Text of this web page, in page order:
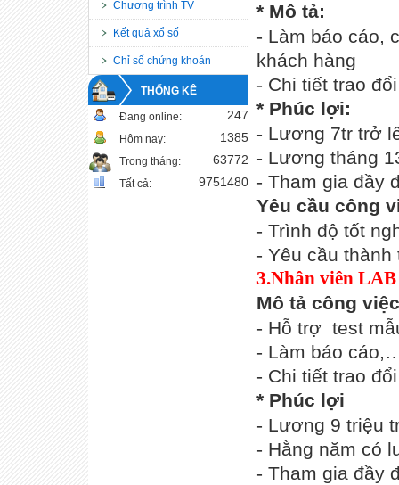
Chương trình TV
Kết quả xổ số
Chỉ số chứng khoán
THỐNG KÊ
Đang online: 247
Hôm nay: 1385
Trong tháng: 63772
Tất cả: 9751480
* Mô tả:
- Làm báo cáo,
khách hàng
- Chi tiết trao
* Phúc lợi:
- Lương 7tr trở
- Lương tháng
- Tham gia đầy
Yêu cầu công
- Trình độ tốt
- Yêu cầu
3.Nhân viên
Mô tả công việc
- Hỗ trợ test
- Làm báo
- Chi tiết trao
* Phúc lợi
- Lương 9 triệu
- Hằng năm có
- Tham gia đầy